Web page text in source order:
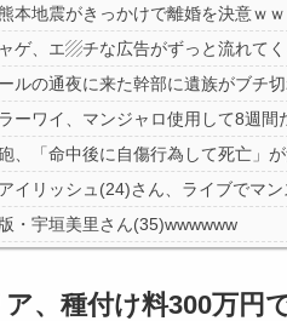
本地震がきっかけで離婚を決意ｗ
ゲ、エ▨チな広告がずっと流れてく
ルの通夜に来た幹部に遺族がブチ
ーワイ、マンジャロ使用して8週間
、「命中後に自傷行為して死亡」
イリッシュ(24)さん、ライブでマ
・宇垣美里さん(35)wwwwww
キーがブチ切れでとんでもない空気
、種付け料300万円